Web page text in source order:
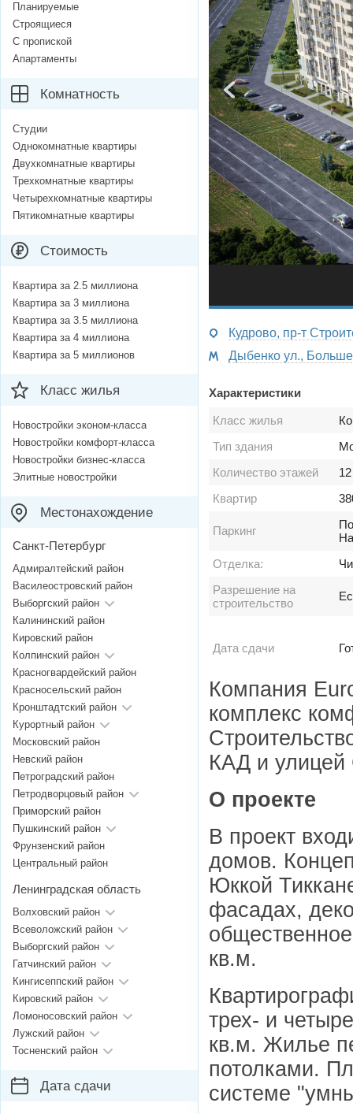
Кудрово, пр-т
Характеристики
Класс жилья
Тип здания
Количество этажей
12
Квартир
Паркинг
Отделка:
Разрешение на
строительство
Дата сдачи
Компания
комплекс
КАД и улицей
О проекте
В проект
домов.
Юккой
фасадах,
кв.м.
трех- и
кв.м. Жилье
потолками.
системе
Планируемые
Строящиеся
С пропиской
Апартаменты
Комнатность
Студии
Однокомнатные квартиры
Двухкомнатные квартиры
Трехкомнатные квартиры
Четырехкомнатные квартиры
Пятикомнатные квартиры
Стоимость
Квартира за 2.5 миллиона
Квартира за 3 миллиона
Квартира за 3.5 миллиона
Квартира за 4 миллиона
Квартира за 5 миллионов
Класс жилья
Новостройки эконом-класса
Новостройки комфорт-класса
Новостройки бизнес-класса
Элитные новостройки
Местонахождение
Санкт-Петербург
Адмиралтейский район
Василеостровский район
Выборгский район
Калининский район
Кировский район
Колпинский район
Красногвардейский район
Красносельский район
Кронштадтский район
Курортный район
Московский район
Невский район
Петроградский район
Петродворцовый район
Приморский район
Пушкинский район
Фрунзенский район
Центральный район
Ленинградская область
Волховский район
Всеволожский район
Выборгский район
Гатчинский район
Кингисеппский район
Кировский район
Ломоносовский район
Лужский район
Тосненский район
Дата сдачи